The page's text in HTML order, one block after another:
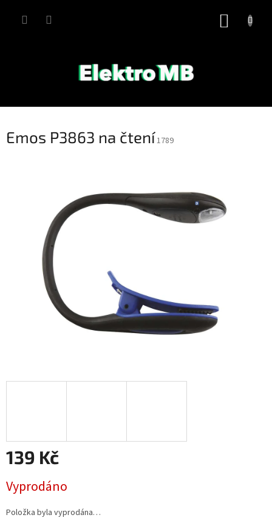
Emos P3863 na čtení1789
139 Kč
cena:
Vyprodáno
Položka byla vyprodána…